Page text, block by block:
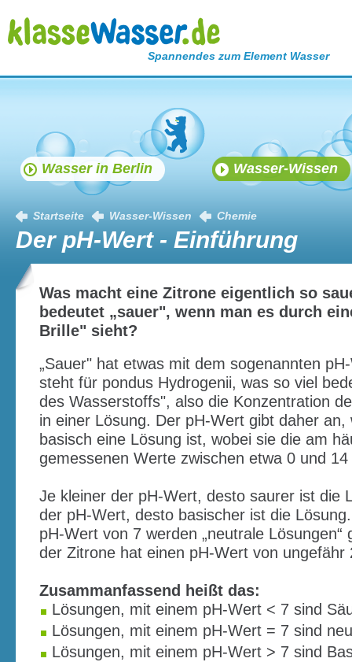
Spannendes zum Element Wasser
Wasser in Berlin Wasser-Wissen
Startseite Wasser-Wissen Chemie
Der pH-Wert - Einführung
Was macht eine Zitrone eigentlich so
bedeutet „sauer", wenn man es durch
Brille" sieht?
„Sauer" hat etwas mit dem sogenannten
steht für pondus Hydrogenii, was so viel
des Wasserstoffs", also die Konzentration
in einer Lösung. Der pH-Wert gibt daher an,
basisch eine Lösung ist, wobei sie die am
gemessenen Werte zwischen etwa 0 und
Je kleiner der pH-Wert, desto saurer ist die
der pH-Wert, desto basischer ist die
pH-Wert von 7 werden „neutrale Lösungen“
der Zitrone hat einen pH-Wert von ungefähr
Zusammanfassend heißt das:
Lösungen, mit einem pH-Wert < 7 sind
Lösungen, mit einem pH-Wert = 7 sind
Lösungen, mit einem pH-Wert > 7 sind